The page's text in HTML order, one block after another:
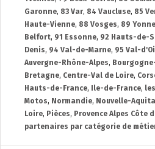
Garonne, 83 Var, 84 Vaucluse, 85
Haute-Vienne, 88 Vosges, 89 Yonne
Belfort, 91 Essonne, 92 Hauts-de-
Denis, 94 Val-de-Marne, 95 Val-
Auvergne-Rhône-Alpes,
Bretagne, Centre-Val de Loire,
Hauts-de-France, Ile-de-France,
Motos, Normandie, Nouvelle-
Loire, Pièces, Provence Alpes Côte
partenaires par catégorie de